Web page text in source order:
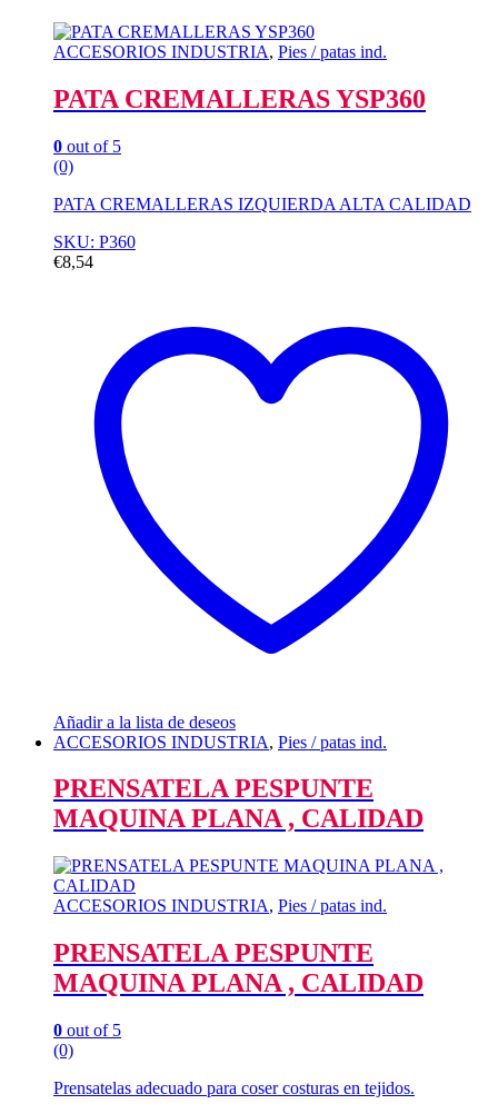
ACCESORIOS INDUSTRIA, Pies / patas ind.
PATA CREMALLERAS YSP360
0 out of 5
(0)
PATA CREMALLERAS IZQUIERDA ALTA CALIDAD
SKU: P360
€8,54
Añadir a la lista de deseos
ACCESORIOS INDUSTRIA, Pies / patas ind.
PRENSATELA PESPUNTE
MAQUINA PLANA , CALIDAD
ACCESORIOS INDUSTRIA, Pies / patas ind.
PRENSATELA PESPUNTE
MAQUINA PLANA , CALIDAD
0 out of 5
(0)
Prensatelas adecuado para coser costuras en tejidos.